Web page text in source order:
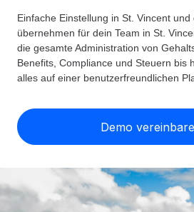
Employer of Record
Weltweites Wachstum ohne
Contractor of Record
Rechtssichere, weltweite Arbeit
Contractor Management
Globales Onboarding und
Freelancer:innen
Auslagern von komplexen HR-
Länderspezifische
Explorer für US-
Einfache Einstellung in allen US-
Startups
Agile HR- und Payroll-Lösungen
TOOLS UND RECHNER
Länderspezifische Einschätzung
Scheinselbstständigkeitsrisikos
Länderspezifische Berechnung
Honorarzahlungen
Informationen zu möglichen
Abwicklungsfristen für globale
Preise
Deutsch
English
Français
Anmelden
Einfache Einstellung in St. Vincent
übernehmen für dein Team in St.
die gesamte Administration von
Benefits, Compliance und Steuern bis
alles auf einer benutzerfreundlichen
Demo